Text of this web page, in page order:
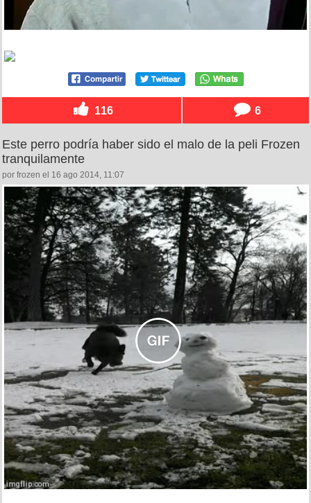
116 6
Este perro podría haber sido el malo de la peli Frozen
tranquilamente
por frozen el 16 ago 2014, 11:07